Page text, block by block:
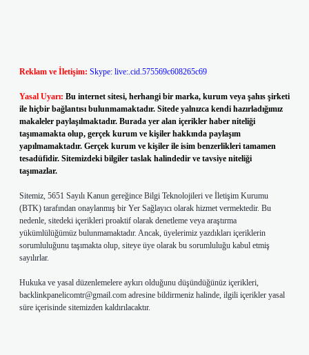
Reklam ve İletişim: Skype: live:.cid.575569c608265c69
Yasal Uyarı: Bu internet sitesi, herhangi bir marka, kurum veya şahıs şirketi
ile hiçbir bağlantısı bulunmamaktadır. Sitede yalnızca kendi hazırladığımız
makaleler paylaşılmaktadır. Burada yer alan içerikler haber niteliği
taşımamakta olup, gerçek kurum ve kişiler hakkında paylaşım
yapılmamaktadır. Gerçek kurum ve kişiler ile isim benzerlikleri tamamen
tesadüfidir. Sitemizdeki bilgiler taslak halindedir ve tavsiye niteliği
taşımazlar.
Sitemiz, 5651 Sayılı Kanun gereğince Bilgi Teknolojileri ve İletişim Kurumu
(BTK) tarafından onaylanmış bir Yer Sağlayıcı olarak hizmet vermektedir. Bu
nedenle, sitedeki içerikleri proaktif olarak denetleme veya araştırma
yükümlülüğümüz bulunmamaktadır. Ancak, üyelerimiz yazdıkları içeriklerin
sorumluluğunu taşımakta olup, siteye üye olarak bu sorumluluğu kabul etmiş
sayılırlar.
Hukuka ve yasal düzenlemelere aykırı olduğunu düşündüğünüz içerikleri,
backlinkpanelicomtr@gmail.com adresine bildirmeniz halinde, ilgili içerikler yasal
süre içerisinde sitemizden kaldırılacaktır.